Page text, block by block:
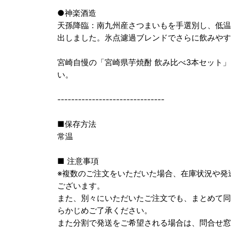
●神楽酒造
天孫降臨：南九州産さつまいもを手選別し、低
出しました。氷点濾過ブレンドでさらに飲みや
宮崎自慢の「宮崎県芋焼酎 飲み比べ3本セット
い。
-------------------------------
■保存方法
常温
■ 注意事項
※複数のご注文をいただいた場合、在庫状況や
ございます。
また、別々にいただいたご注文でも、まとめて
らかじめご了承ください。
また分割で発送をご希望される場合は、問合せ